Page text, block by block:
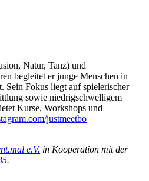
Natur, Tanz) und
begleitet er junge Menschen in
Sein Fokus liegt auf spielerischer
sowie niedrigschwelligem
Kurse, Workshops und
justmeetbo
e.V. in Kooperation mit der
.